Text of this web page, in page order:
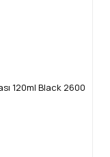
120ml Black 2600